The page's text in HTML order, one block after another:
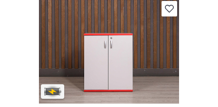
В избранное
Степень износа находится на стадии
дополнительную информацию у
В обработке